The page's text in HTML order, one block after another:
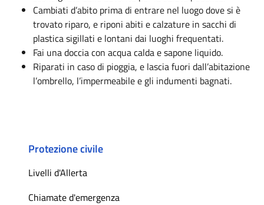
Cambiati d’abito prima di entrare nel luogo dove si è
trovato riparo, e riponi abiti e calzature in sacchi di
plastica sigillati e lontani dai luoghi frequentati.
Fai una doccia con acqua calda e sapone liquido.
Riparati in caso di pioggia, e lascia fuori dall’abitazione
l’ombrello, l’impermeabile e gli indumenti bagnati.
Protezione civile
Livelli d'Allerta
Chiamate d'emergenza